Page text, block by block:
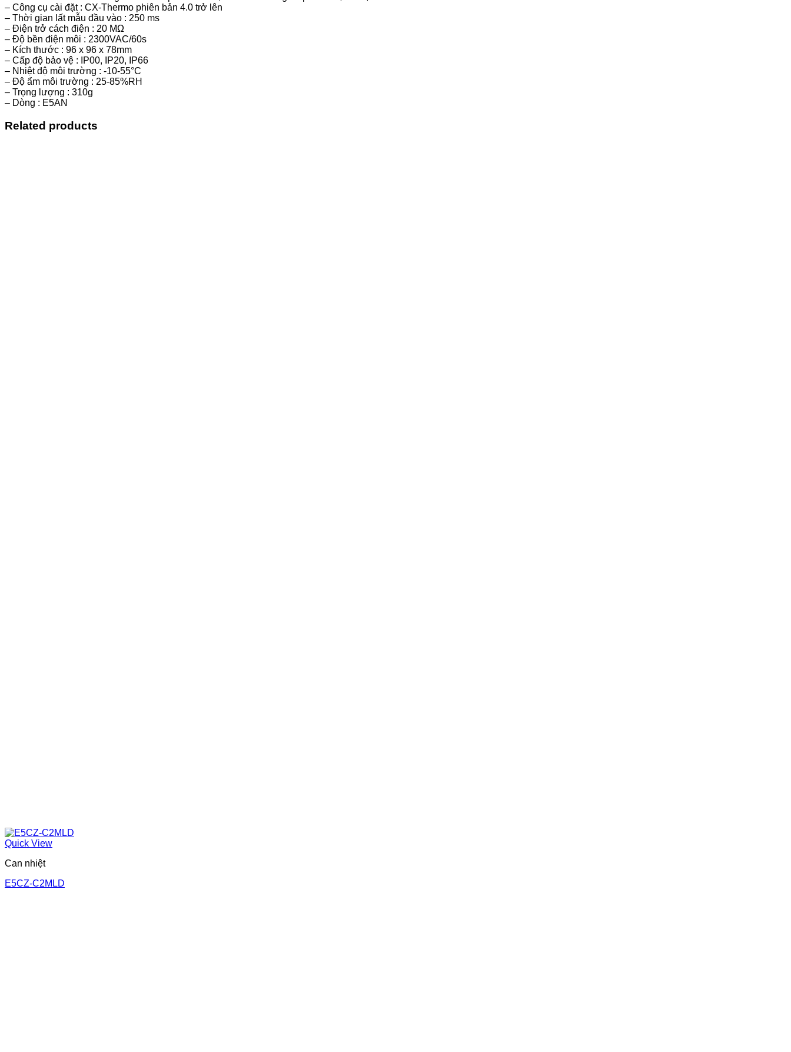
– Công cụ cài đặt : CX-Thermo phiên bản 4.0 trở lên
– Thời gian lất mẫu đầu vào : 250 ms
– Điện trở cách điện : 20 MΩ
– Độ bền điện môi : 2300VAC/60s
– Kích thước : 96 x 96 x 78mm
– Cấp độ bảo vệ : IP00, IP20, IP66
– Nhiệt độ môi trường : -10-55°C
– Độ ẩm môi trường : 25-85%RH
– Trọng lượng : 310g
– Dòng : E5AN
Related products
Quick View
Can nhiệt
E5CZ-C2MLD